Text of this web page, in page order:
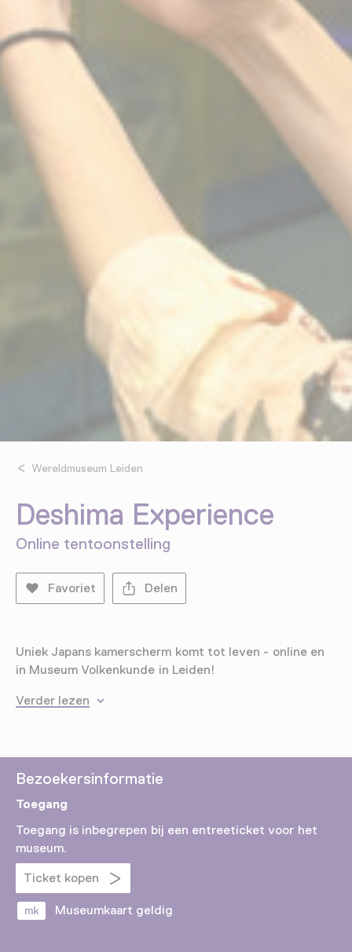
Wereldmuseum Leiden
Deshima Experience
Online tentoonstelling
Favoriet Delen
Uniek Japans kamerscherm komt tot leven - online en
in Museum Volkenkunde in Leiden!
Verder lezen
Bezoekersinformatie
Toegang
Toegang is inbegrepen bij een entreeticket voor het
museum.
Ticket kopen
Museumkaart geldig